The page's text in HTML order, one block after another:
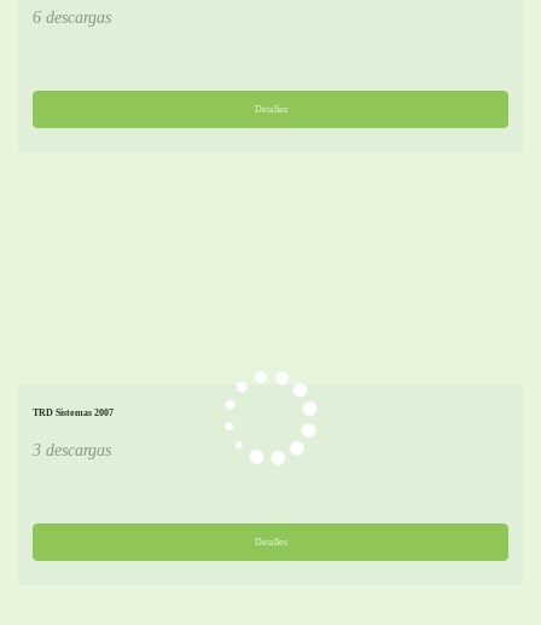
6 descargas
Detalles
TRD Sistemas 2007
3 descargas
Detalles